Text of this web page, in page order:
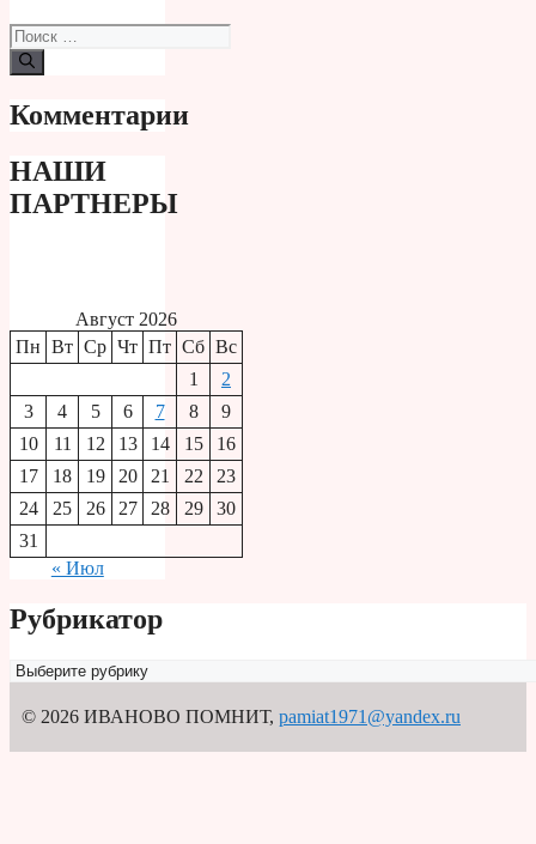
Поиск:
Комментарии
НАШИ
ПАРТНЕРЫ
Август 2026
Пн Вт Ср Чт Пт Сб Вс
1
2
3
4 5 6 7 8
9
10
11 12 13 14 15
16
17
18 19 20 21 22
23
24
25 26 27 28 29
30
31
« Июл
Рубрикатор
Рубрикатор
© 2026 ИВАНОВО ПОМНИТ, pamiat1971@yandex.ru